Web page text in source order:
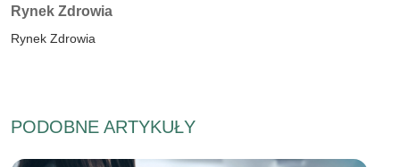
Autorzy:
Rynek Zdrowia
Rynek Zdrowia
PODOBNE ARTYKUŁY